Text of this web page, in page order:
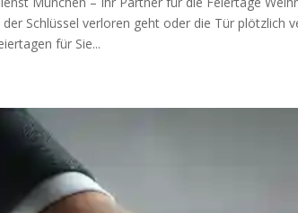
Schlüssel verloren geht oder die Tür plötzlich
für Sie...